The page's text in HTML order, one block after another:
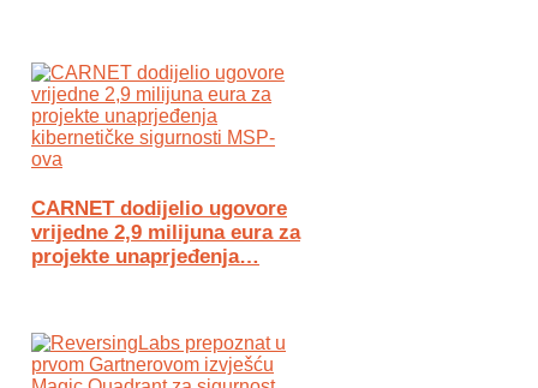
CARNET dodijelio ugovore
vrijedne 2,9 milijuna eura za
projekte unaprjeđenja…